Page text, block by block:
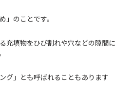
」のことです。
充填物をひび割れや穴などの隙間に
グ」とも呼ばれることもあります